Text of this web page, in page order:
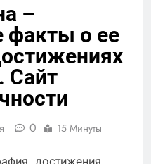
–
факты о ее
Сайт
0 15 Минуты